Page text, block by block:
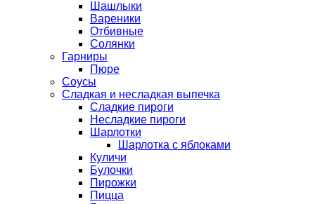
Шашлыки
Вареники
Отбивные
Солянки
Гарниры
Пюре
Соусы
Сладкая и несладкая выпечка
Сладкие пироги
Несладкие пироги
Шарлотки
Шарлотка с яблоками
Куличи
Булочки
Пирожки
Пицца